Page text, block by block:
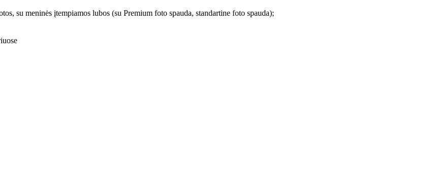
su meninės įtempiamos lubos (su Premium foto spauda, standartine foto spauda);